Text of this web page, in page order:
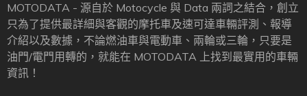
MOTODATA - 源自於 Motocycle 與 Data 兩詞之結合，創立
只為了提供最詳細與客觀的摩托車及速可達車輛評測、報導
介紹以及數據，不論燃油車與電動車、兩輪或三輪，只要是
油門/電門用轉的，就能在 MOTODATA 上找到最實用的車輛
資訊！